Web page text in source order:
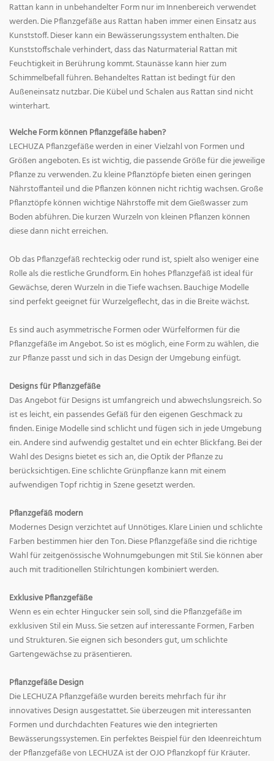
Rattan kann in unbehandelter Form nur im Innenbereich verwendet
werden. Die Pflanzgefäße aus Rattan haben immer einen Einsatz aus
Kunststoff. Dieser kann ein Bewässerungssystem enthalten. Die
Kunststoffschale verhindert, dass das Naturmaterial Rattan mit
Feuchtigkeit in Berührung kommt. Staunässe kann hier zum
Schimmelbefall führen. Behandeltes Rattan ist bedingt für den
Außeneinsatz nutzbar. Die Kübel und Schalen aus Rattan sind nicht
winterhart.
Welche Form können Pflanzgefäße haben?
LECHUZA Pflanzgefäße werden in einer Vielzahl von Formen und
Größen angeboten. Es ist wichtig, die passende Größe für die jeweilige
Pflanze zu verwenden. Zu kleine Pflanztöpfe bieten einen geringen
Nährstoffanteil und die Pflanzen können nicht richtig wachsen. Große
Pflanztöpfe können wichtige Nährstoffe mit dem Gießwasser zum
Boden abführen. Die kurzen Wurzeln von kleinen Pflanzen können
diese dann nicht erreichen.
Ob das Pflanzgefäß rechteckig oder rund ist, spielt also weniger eine
Rolle als die restliche Grundform. Ein hohes Pflanzgefäß ist ideal für
Gewächse, deren Wurzeln in die Tiefe wachsen. Bauchige Modelle
sind perfekt geeignet für Wurzelgeflecht, das in die Breite wächst.
Es sind auch asymmetrische Formen oder Würfelformen für die
Pflanzgefäße im Angebot. So ist es möglich, eine Form zu wählen, die
zur Pflanze passt und sich in das Design der Umgebung einfügt.
Designs für Pflanzgefäße
Das Angebot für Designs ist umfangreich und abwechslungsreich. So
ist es leicht, ein passendes Gefäß für den eigenen Geschmack zu
finden. Einige Modelle sind schlicht und fügen sich in jede Umgebung
ein. Andere sind aufwendig gestaltet und ein echter Blickfang. Bei der
Wahl des Designs bietet es sich an, die Optik der Pflanze zu
berücksichtigen. Eine schlichte Grünpflanze kann mit einem
aufwendigen Topf richtig in Szene gesetzt werden.
Pflanzgefäß modern
Modernes Design verzichtet auf Unnötiges. Klare Linien und schlichte
Farben bestimmen hier den Ton. Diese Pflanzgefäße sind die richtige
Wahl für zeitgenössische Wohnumgebungen mit Stil. Sie können aber
auch mit traditionellen Stilrichtungen kombiniert werden.
Exklusive Pflanzgefäße
Wenn es ein echter Hingucker sein soll, sind die Pflanzgefäße im
exklusiven Stil ein Muss. Sie setzen auf interessante Formen, Farben
und Strukturen. Sie eignen sich besonders gut, um schlichte
Gartengewächse zu präsentieren.
Pflanzgefäße Design
Die LECHUZA Pflanzgefäße wurden bereits mehrfach für ihr
innovatives Design ausgestattet. Sie überzeugen mit interessanten
Formen und durchdachten Features wie den integrierten
Bewässerungssystemen. Ein perfektes Beispiel für den Ideenreichtum
der Pflanzgefäße von LECHUZA ist der OJO Pflanzkopf für Kräuter.